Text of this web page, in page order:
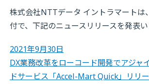
株式会社NTTデータ イントラマートは
付で、下記のニュースリリースを発表い
2021年9月30日
DX業務改革をローコード開発でアジャ
ドサービス「Accel-Mart Quick」リリ